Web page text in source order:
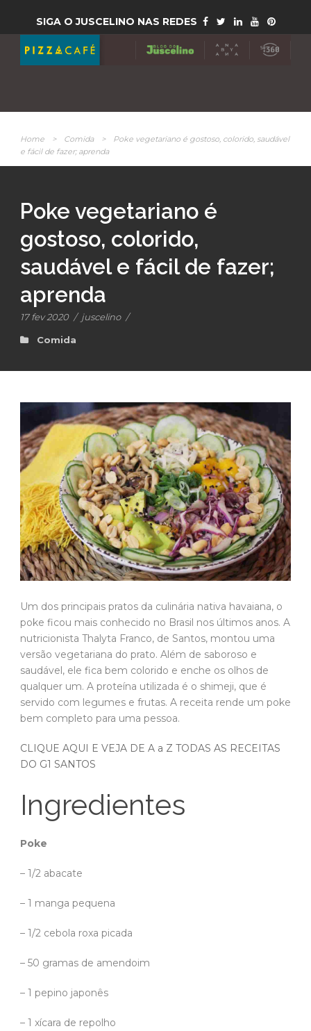
SIGA O JUSCELINO NAS REDES
Home > Comida >
Poke vegetariano é gostoso, colorido, saudável
e fácil de fazer; aprenda
Poke vegetariano é
gostoso, colorido,
saudável e fácil de fazer;
aprenda
17 fev 2020 / juscelino /
Comida
Um dos principais pratos da culinária nativa havaiana, o
poke ficou mais conhecido no Brasil nos últimos anos. A
nutricionista Thalyta Franco, de Santos, montou uma
versão vegetariana do prato. Além de saboroso e
saudável, ele fica bem colorido e enche os olhos de
qualquer um. A proteína utilizada é o shimeji, que é
servido com legumes e frutas. A receita rende um poke
bem completo para uma pessoa.
CLIQUE AQUI E VEJA DE A a Z TODAS AS RECEITAS
DO G1 SANTOS
Ingredientes
Poke
– 1/2 abacate
– 1 manga pequena
– 1/2 cebola roxa picada
– 50 gramas de amendoim
– 1 pepino japonês
– 1 xícara de repolho